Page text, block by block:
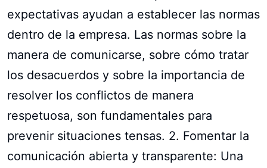
expectativas ayudan a establecer las normas
dentro de la empresa. Las normas sobre la
manera de comunicarse, sobre cómo tratar
los desacuerdos y sobre la importancia de
resolver los conflictos de manera
respetuosa, son fundamentales para
prevenir situaciones tensas. 2. Fomentar la
comunicación abierta y transparente: Una